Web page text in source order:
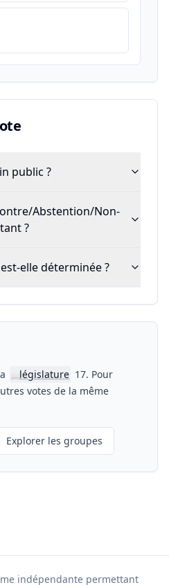
public ?
Abstention/Non-
?
elle déterminée ?
📖législature 17. Pour
votes de la même
Explorer les groupes
indépendante permettant